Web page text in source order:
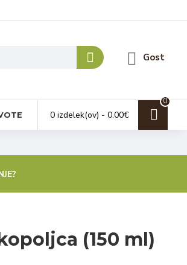
Gost
0 izdelek(ov) - 0.00€
0
(150 ml)